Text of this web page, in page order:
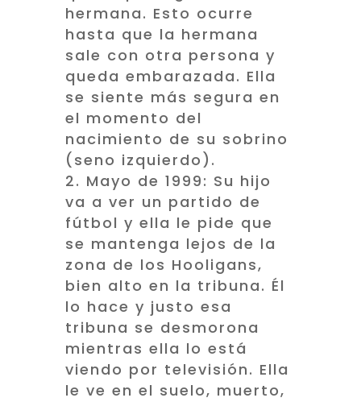
hermana. Esto ocurre
hasta que la hermana
sale con otra persona y
queda embarazada. Ella
se siente más segura en
el momento del
nacimiento de su sobrino
(seno izquierdo).
Mayo de 1999: Su hijo
va a ver un partido de
fútbol y ella le pide que
se mantenga lejos de la
zona de los Hooligans,
bien alto en la tribuna. Él
lo hace y justo esa
tribuna se desmorona
mientras ella lo está
viendo por televisión. Ella
le ve en el suelo, muerto,